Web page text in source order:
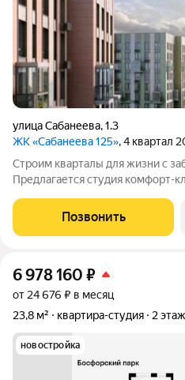
улица Сабанеева,1.3
ЖК «Сабанеева 125», 4 квартал
Строим кварталы для жизни с
Предлагается студия комфорт-
комплексе "Сабанеева 125".В
установили окна и входную
Позвонить
6 978 160 ₽
от 24 676 ₽ в месяц
23,8 м²
квартира-студия 2
новостройка